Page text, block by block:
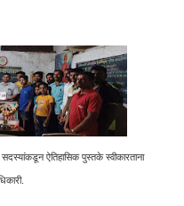
ऐतिहासिक पुस्तके स्वीकारताना